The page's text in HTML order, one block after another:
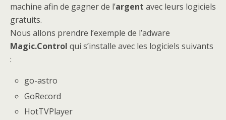
machine afin de gagner de l’argent avec leurs logiciels
gratuits.
Nous allons prendre l’exemple de l’adware
Magic.Control qui s’installe avec les logiciels suivants
:
go-astro
GoRecord
HotTVPlayer